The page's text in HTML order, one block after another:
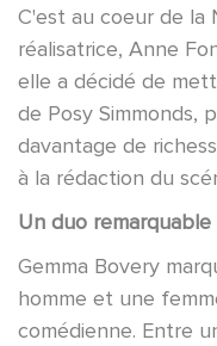
C'est au coeur de la
réalisatrice, Anne
elle a décidé de
de Posy Simmonds,
davantage de
à la rédaction du
Un duo remarquable
Gemma Bovery
homme et une
comédienne. Entre